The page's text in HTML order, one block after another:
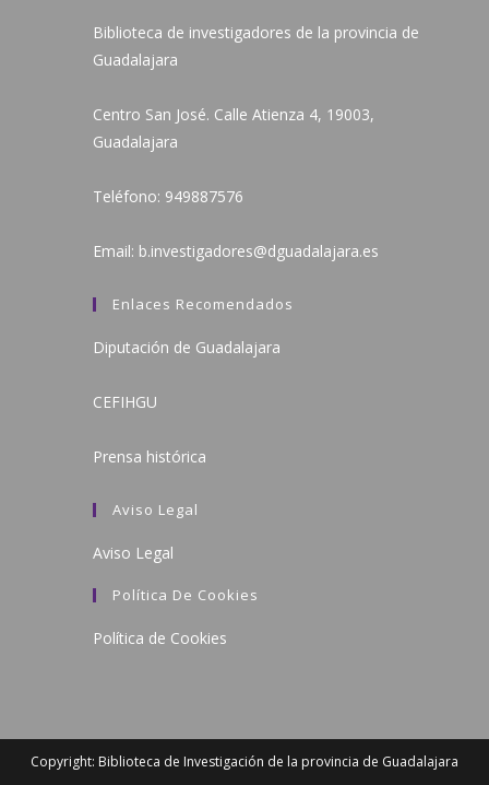
Biblioteca de investigadores de la provincia de
Guadalajara
Centro San José. Calle Atienza 4, 19003,
Guadalajara
Teléfono: 949887576
Email: b.investigadores@dguadalajara.es
Enlaces Recomendados
Diputación de Guadalajara
CEFIHGU
Prensa histórica
Aviso Legal
Aviso Legal
Política De Cookies
Política de Cookies
Copyright: Biblioteca de Investigación de la provincia de Guadalajara